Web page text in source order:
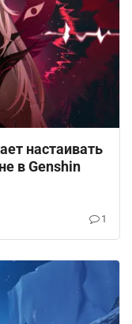
настаивать
в Genshin
1